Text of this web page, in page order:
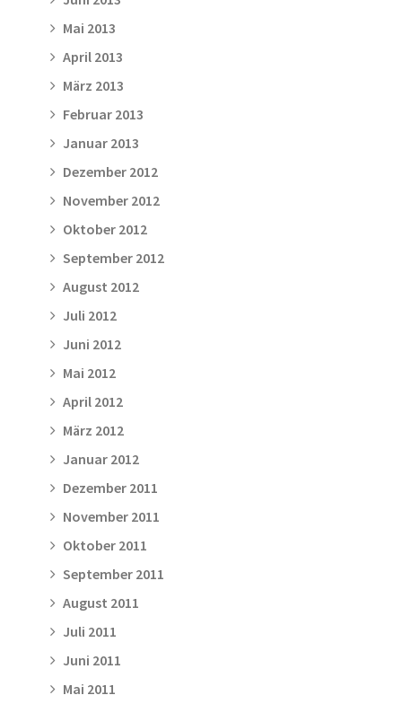
Mai 2013
April 2013
März 2013
Februar 2013
Januar 2013
Dezember 2012
November 2012
Oktober 2012
September 2012
August 2012
Juli 2012
Juni 2012
Mai 2012
April 2012
März 2012
Januar 2012
Dezember 2011
November 2011
Oktober 2011
September 2011
August 2011
Juli 2011
Juni 2011
Mai 2011